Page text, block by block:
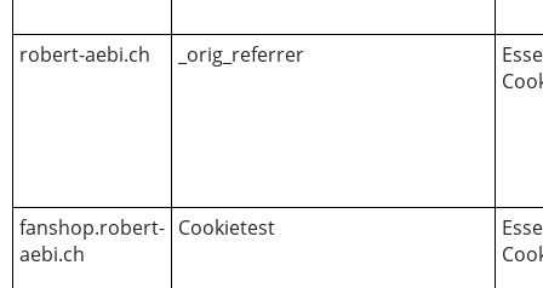
robert-aebi.ch _orig_referrer
fanshop.robert-
aebi.ch
Cookietest